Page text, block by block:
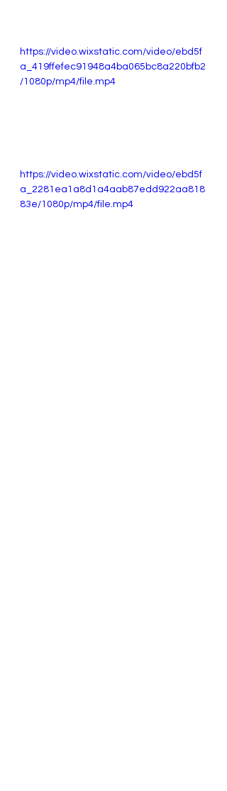
https://video.wixstatic.com/video/ebd5f
a_419ffefec91948a4ba065bc8a220bfb2
/1080p/mp4/file.mp4
https://video.wixstatic.com/video/ebd5f
a_2281ea1a8d1a4aab87edd922aa818
83e/1080p/mp4/file.mp4